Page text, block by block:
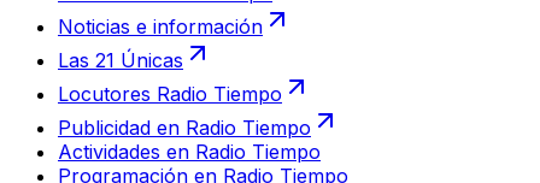
Noticias e información
Las 21 Únicas
Locutores Radio Tiempo
Publicidad en Radio Tiempo
Actividades en Radio Tiempo
Programación en Radio Tiempo